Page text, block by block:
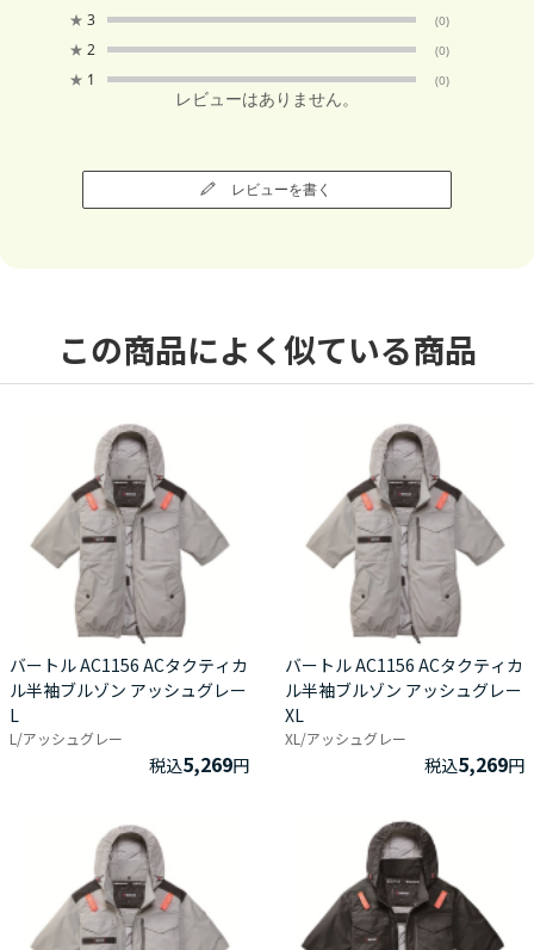
★ 3 (0)
★ 2 (0)
★ 1 (0)
レビューはありません。
レビューを書く
この商品によく似ている商品
バートル AC1156 ACタクティカ
ル半袖ブルゾン アッシュグレー
L
L/アッシュグレー
税込5,269円
バートル AC1156 ACタクティカ
ル半袖ブルゾン アッシュグレー
XL
XL/アッシュグレー
税込5,269円